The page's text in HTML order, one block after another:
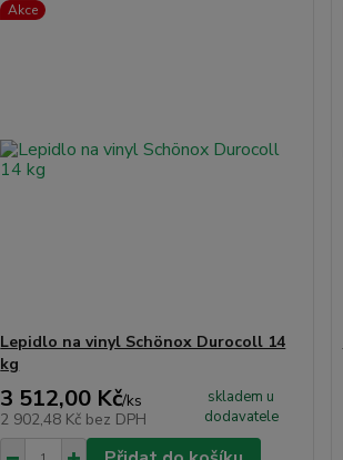
Akce
Lepidlo na vinyl Schönox Durocoll 14
kg
3 512,00 Kč/ks
2 902,48 Kč bez DPH
skladem u
dodavatele